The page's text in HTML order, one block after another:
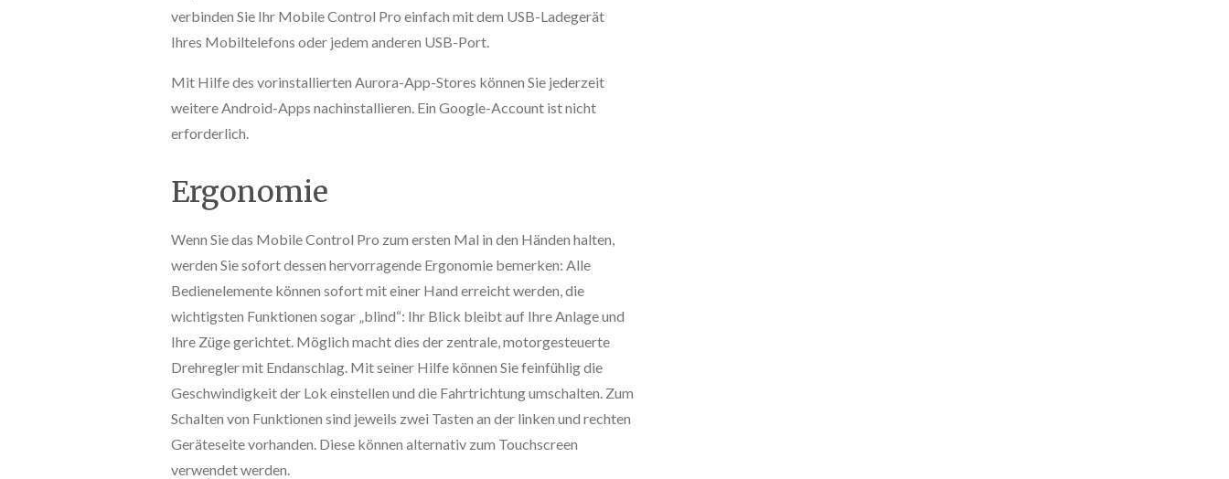
verbinden Sie Ihr Mobile Control Pro einfach mit dem USB-Ladegerät
Ihres Mobiltelefons oder jedem anderen USB-Port.
Mit Hilfe des vorinstallierten Aurora-App-Stores können Sie jederzeit
weitere Android-Apps nachinstallieren. Ein Google-Account ist nicht
erforderlich.
Ergonomie
Wenn Sie das Mobile Control Pro zum ersten Mal in den Händen halten,
werden Sie sofort dessen hervorragende Ergonomie bemerken: Alle
Bedienelemente können sofort mit einer Hand erreicht werden, die
wichtigsten Funktionen sogar „blind“: Ihr Blick bleibt auf Ihre Anlage und
Ihre Züge gerichtet. Möglich macht dies der zentrale, motorgesteuerte
Drehregler mit Endanschlag. Mit seiner Hilfe können Sie feinfühlig die
Geschwindigkeit der Lok einstellen und die Fahrtrichtung umschalten. Zum
Schalten von Funktionen sind jeweils zwei Tasten an der linken und rechten
Geräteseite vorhanden. Diese können alternativ zum Touchscreen
verwendet werden.